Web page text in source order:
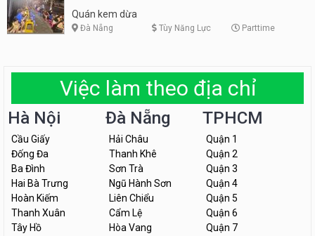
Quán kem dừa
Đà Nẵng Tùy Năng Lực Parttime
Việc làm theo địa chỉ
Hà Nội
Cầu Giấy
Đống Đa
Ba Đình
Hai Bà Trưng
Hoàn Kiếm
Thanh Xuân
Tây Hồ
Đà Nẵng
Hải Châu
Thanh Khê
Sơn Trà
Ngũ Hành Sơn
Liên Chiểu
Cẩm Lệ
Hòa Vang
TPHCM
Quận 1
Quận 2
Quận 3
Quận 4
Quận 5
Quận 6
Quận 7